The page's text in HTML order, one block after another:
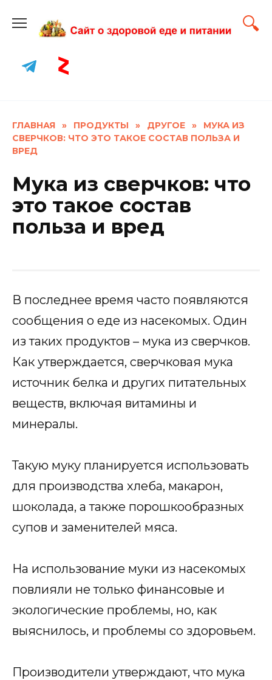
ГЛАВНАЯ » ПРОДУКТЫ » ДРУГОЕ »
МУКА ИЗ
СВЕРЧКОВ: ЧТО ЭТО ТАКОЕ СОСТАВ ПОЛЬЗА И
ВРЕД
Мука из сверчков: что
это такое состав
польза и вред
В последнее время часто появляются
сообщения о еде из насекомых. Один
из таких продуктов – мука из сверчков.
Как утверждается, сверчковая мука
источник белка и других питательных
веществ, включая витамины и
минералы.
Такую муку планируется использовать
для производства хлеба, макарон,
шоколада, а также порошкообразных
супов и заменителей мяса.
На использование муки из насекомых
повлияли не только финансовые и
экологические проблемы, но, как
выяснилось, и проблемы со здоровьем.
Производители утверждают, что мука